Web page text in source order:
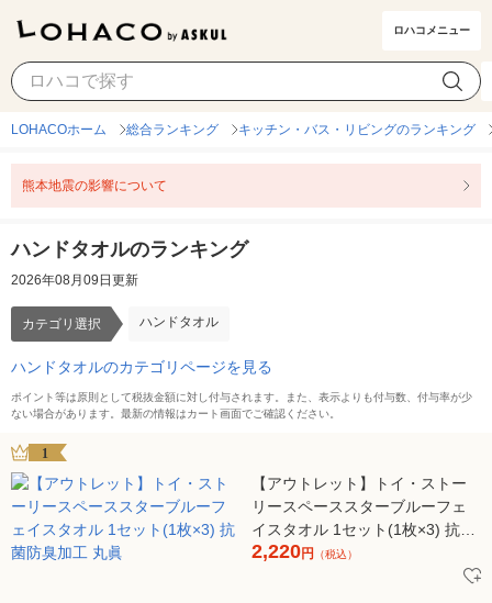
ロハコメニュー
ハンドタオル カテゴリ選択
LOHACOホーム 総合ランキング キッチン・バス・リビングのランキング
熊本地震の影響について
ハンドタオルのランキング
2026年08月09日更新
カテゴリ選択 ハンドタオル
ハンドタオルのカテゴリページを見る
ポイント等は原則として税抜金額に対し付与されます。また、表示よりも付与数、付与率が少
ない場合があります。最新の情報はカート画面でご確認ください。
1
【アウトレット】トイ・ストー
リースペーススターブルーフェ
イスタオル 1セット(1枚×3) 抗菌
防臭加工 丸眞
2,220円 （税込）